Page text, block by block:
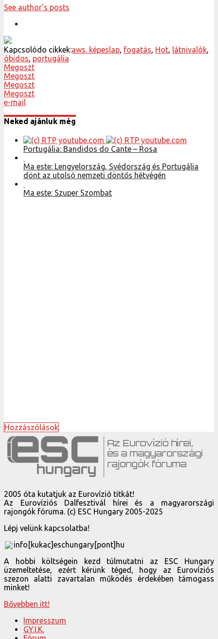
See author's posts
Kapcsolódo cikkek:aws. képeslap fogatás Hot látnivalók
óbidos portugália
Megoszt
Megoszt
Megoszt
Megoszt
e-mail
Neked ajánluk még
Portugália: Bandidos do Cante – Rosa
Ma este: Lengyelország, Svédország és Portugália
dönt az utolsó nemzeti döntős hétvégén
Ma este: Szuper Szombat
Hozzászólások
2005 óta kutatjuk az Eurovízió titkát!
Az Eurovíziós Dalfesztivál hírei és a magyarországi
rajongók fóruma. (c) ESC Hungary 2005-2025
Lépj velünk kapcsolatba!
info[kukac]eschungary[pont]hu
A hobbi költségein kezd túlmutatni az ESC Hungary
üzemeltetése, ezért kérünk téged, hogy az Eurovíziós
szezon alatti zavartalan működés érdekében támogass
minket!
Bővebben itt!
Impresszum
GY.I.K.